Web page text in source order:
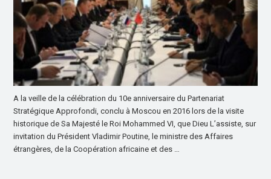
A la veille de la célébration du 10e anniversaire du Partenariat
Stratégique Approfondi, conclu à Moscou en 2016 lors de la visite
historique de Sa Majesté le Roi Mohammed VI, que Dieu L’assiste, sur
invitation du Président Vladimir Poutine, le ministre des Affaires
étrangères, de la Coopération africaine et des …